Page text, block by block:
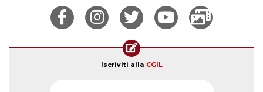
Iscriviti alla CGIL